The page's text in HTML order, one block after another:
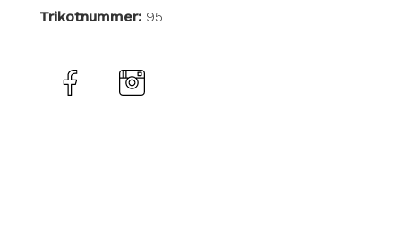
Trikotnummer:95